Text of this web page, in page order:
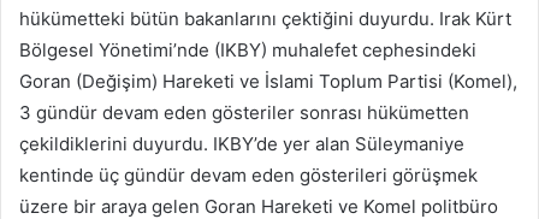
hükümetteki bütün bakanlarını çektiğini duyurdu. Irak Kürt
Bölgesel Yönetimi’nde (IKBY) muhalefet cephesindeki
Goran (Değişim) Hareketi ve İslami Toplum Partisi (Komel),
3 gündür devam eden gösteriler sonrası hükümetten
çekildiklerini duyurdu. IKBY’de yer alan Süleymaniye
kentinde üç gündür devam eden gösterileri görüşmek
üzere bir araya gelen Goran Hareketi ve Komel politbüro